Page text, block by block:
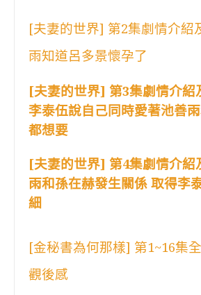
[夫妻的世界] 第2集劇情介紹
雨知道呂多景懷孕了
[夫妻的世界] 第3集劇情介紹
李泰伍說自己同時愛著池善
都想要
[夫妻的世界] 第4集劇情介紹
雨和孫在赫發生關係 取得李
細
[金秘書為何那樣] 第1~16集
觀後感